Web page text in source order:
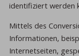
identifiziert werden
Mittels des
Informationen,
Internetseiten,